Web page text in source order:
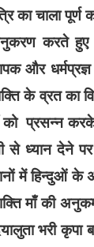
का चाला पूर्ण
करते हुए
और धर्मप्रज्ञ
के व्रत का
को प्रसन्न
से ध्यान देने
में हिन्दुओं के
माँ की
भरी
को तुरंत चाहिए
एंड रिसर्च